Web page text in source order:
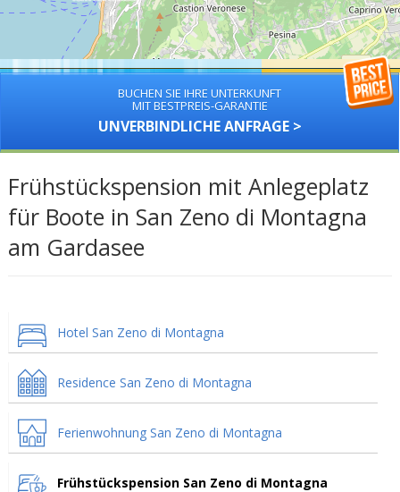
BUCHEN SIE IHRE UNTERKUNFT
MIT BESTPREIS-GARANTIE
UNVERBINDLICHE ANFRAGE >
Frühstückspension mit Anlegeplatz
für Boote in San Zeno di Montagna
am Gardasee
Hotel San Zeno di Montagna
Residence San Zeno di Montagna
Ferienwohnung San Zeno di Montagna
Frühstückspension San Zeno di Montagna